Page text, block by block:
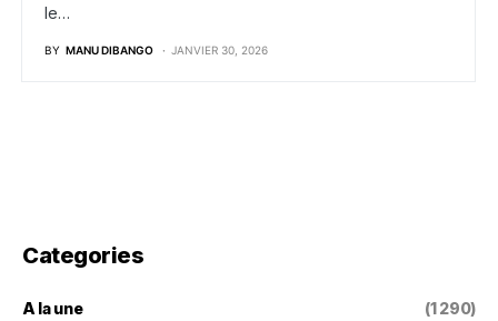
le…
BY MANU DIBANGO JANVIER 30, 2026
Categories
A la une (1 290)